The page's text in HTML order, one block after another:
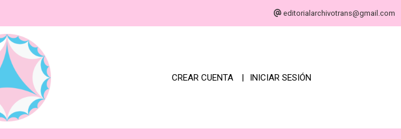
editorialarchivotrans@gmail.com
CREAR CUENTA INICIAR SESIÓN